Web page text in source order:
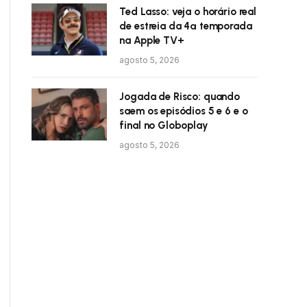
Ted Lasso: veja o horário real
de estreia da 4ª temporada
na Apple TV+
agosto 5, 2026
Jogada de Risco: quando
saem os episódios 5 e 6 e o
final no Globoplay
agosto 5, 2026